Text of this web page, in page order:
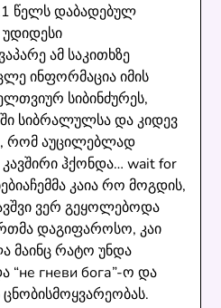
წელს დაბადებულ
ამ საკითხზე
ინფორმაცია იმის
სიბინძურეს,
სიბრალულსა და კიდევ
რომ აუცილებლად
ჰქონდა… wait for
კაია რო მოგდის,
ვერ გეყოლებოდა
დაგიფაროსო, კაი
მაინც რატო უნდა
“не гневи бога”-ო და